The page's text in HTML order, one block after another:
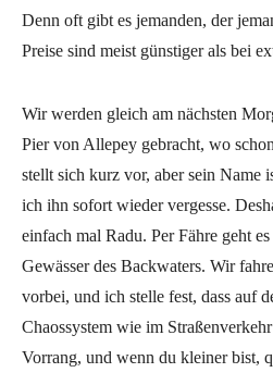
Denn oft gibt es jemanden, der
Preise sind meist günstiger als bei
Wir werden gleich am nächsten
Pier von Allepey gebracht, wo
stellt sich kurz vor, aber sein Name
ich ihn sofort wieder vergesse.
einfach mal Radu. Per Fähre geht
Gewässer des Backwaters. Wir
vorbei, und ich stelle fest, dass auf
Chaossystem wie im
Vorrang, und wenn du kleiner bist,